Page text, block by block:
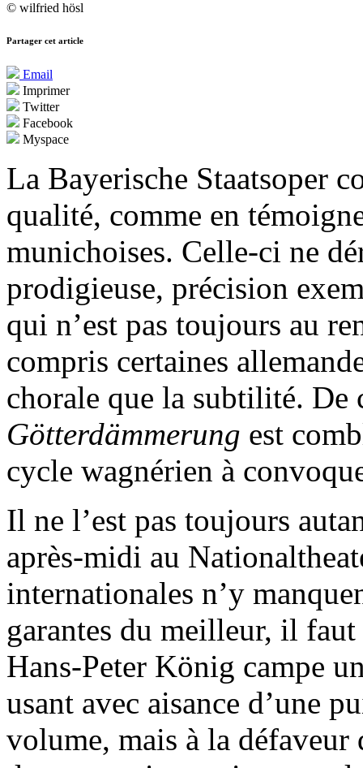
© wilfried hösl
Partager cet article
Email
Imprimer
Twitter
Facebook
Myspace
La Bayerische Staatsoper
qualité, comme en
munichoises. Celle-ci ne
prodigieuse, précision
qui n’est pas toujours au
compris certaines
chorale que la subtilité. De
Götterdämmerung est
cycle wagnérien à
Il ne l’est pas toujours
après-midi au
internationales n’y
garantes du meilleur, il
Hans-Peter König campe
usant avec aisance d’une
volume, mais à la défaveur